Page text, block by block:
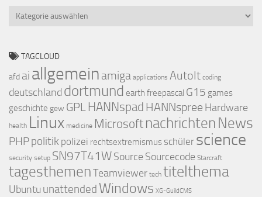
TAGCLOUD
afd ai allgemein amiga applications AutoIt coding
deutschland dortmund earth freepascal G15 games
geschichte gew GPL HANNspad HANNspree Hardware
health Linux medicine Microsoft nachrichten News
PHPpolitik polizei rechtsextremismus schüler science
security setup SN97T41WSource Sourcecode Starcraft
tagesthemenTeamviewer tech titelthema
Ubuntu unattended Windows XG-GuildCMS